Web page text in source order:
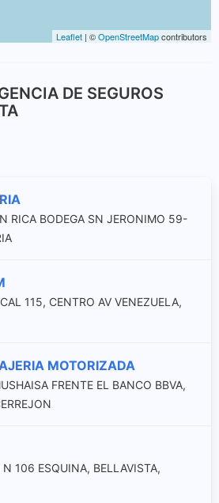
Leaflet | ©OpenStreetMapcontributors
DE SEGUROS
RICA BODEGA SN JERONIMO 59-
115, CENTRO AV VENEZUELA,
MOTORIZADA
FRENTE EL BANCO BBVA,
N 106 ESQUINA, BELLAVISTA,